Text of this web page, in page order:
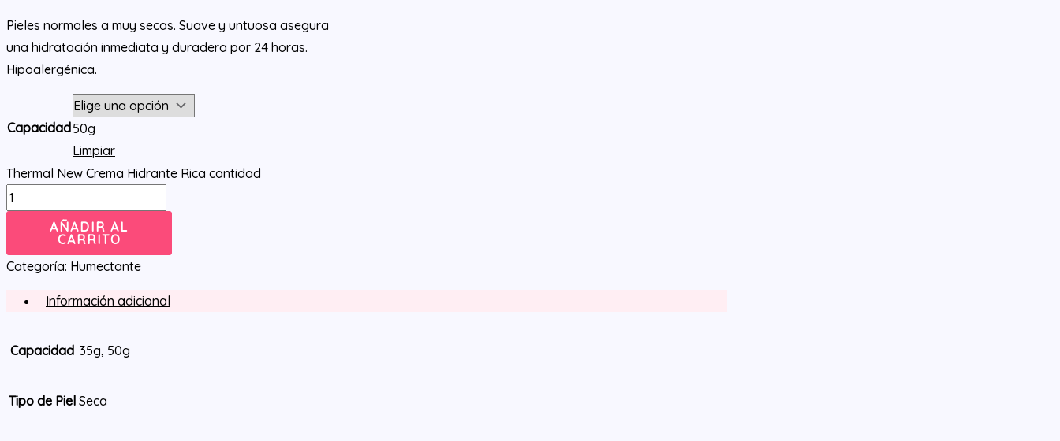
Pieles normales a muy secas. Suave y untuosa asegura
una hidratación inmediata y duradera por 24 horas.
Hipoalergénica.
Capacidad50g
Limpiar
Thermal New Crema Hidrante Rica cantidad
AÑADIR AL
CARRITO
Categoría: Humectante
Información adicional
Capacidad 35g, 50g
Tipo de Piel Seca